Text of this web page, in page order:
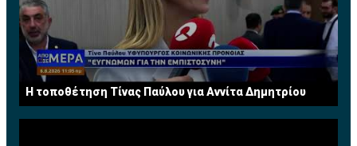
H τοποθέτηση Τίνας Παύλου για Αννίτα Δημητρίου